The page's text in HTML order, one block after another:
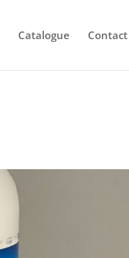
Catalogue Contact